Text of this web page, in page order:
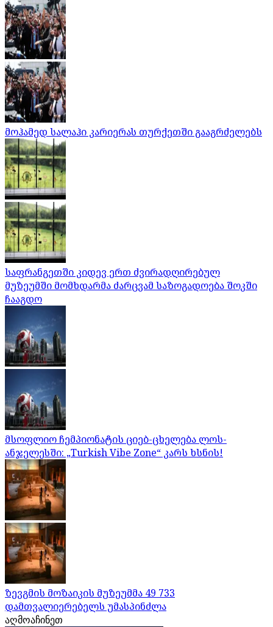
მოჰამედ სალაჰი კარიერას თურქეთში გააგრძელებს
საფრანგეთში კიდევ ერთ ძვირადღირებულ
მუზეუმში მომხდარმა ძარცვამ საზოგადოება შოკში
ჩააგდო
მსოფლიო ჩემპიონატის ციებ-ცხელება ლოს-
ანჯელესში: „Turkish Vibe Zone“ კარს ხსნის!
ზევგმის მოზაიკის მუზეუმმა 49 733
დამთვალიერებელს უმასპინძლა
აღმოაჩინეთ